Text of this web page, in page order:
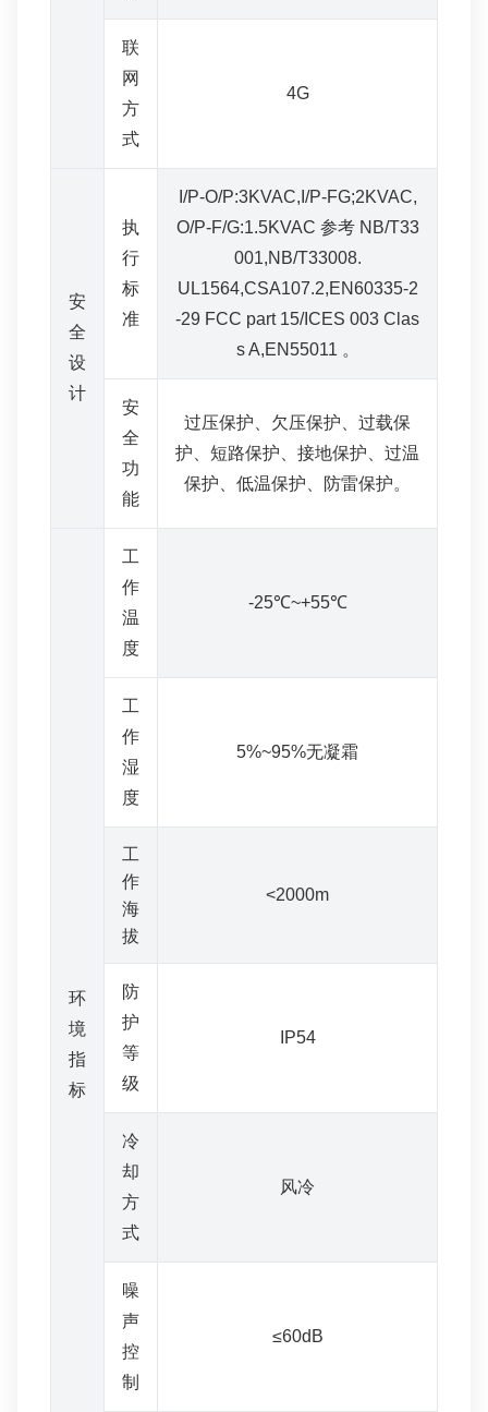
联
网
方
式
4G
安
全
设
计
执
行
标
准
I/P-O/P:3KVAC,I/P-FG;2KVAC,
O/P-F/G:1.5KVAC 参考 NB/T33
001,NB/T33008.
UL1564,CSA107.2,EN60335-2
-29 FCC part 15/ICES 003 Clas
s A,EN55011 。
安
全
功
能
过压保护、欠压保护、过载保
护、短路保护、接地保护、过温
保护、低温保护、防雷保护。
环
境
指
标
工
作
温
度
-25℃~+55℃
工
作
湿
度
5%~95%无凝霜
工
作
海
拔
<2000m
防
护
等
级
IP54
冷
却
方
式
风冷
噪
声
控
制
≤60dB